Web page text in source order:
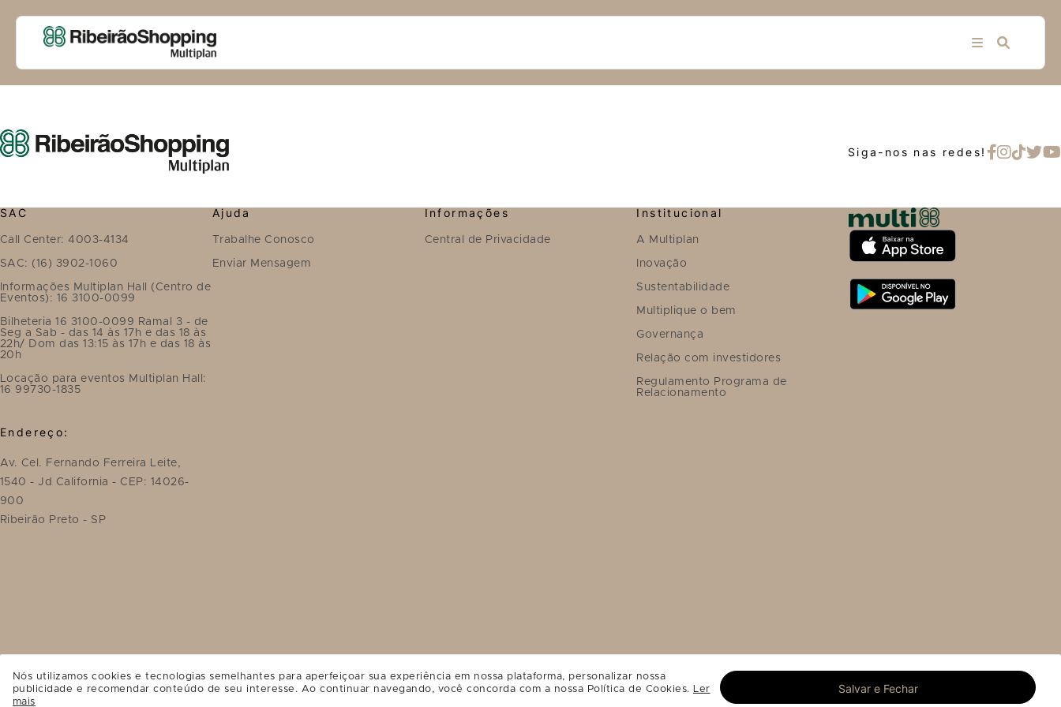
Siga-nos nas redes!
SAC
Call Center: 4003-4134
SAC: (16) 3902-1060
Informações Multiplan Hall (Centro de
Eventos): 16 3100-0099
Bilheteria 16 3100-0099 Ramal 3 - de
Seg a Sab - das 14 às 17h e das 18 às
22h/ Dom das 13:15 às 17h e das 18 às
20h
Locação para eventos Multiplan Hall:
16 99730-1835
Endereço:
Av. Cel. Fernando Ferreira Leite,
1540 - Jd California - CEP: 14026-
900
Ribeirão Preto - SP
Ajuda
Trabalhe Conosco
Enviar Mensagem
Informações
Central de Privacidade
Institucional
A Multiplan
Inovação
Sustentabilidade
Multiplique o bem
Governança
Relação com investidores
Regulamento Programa de
Relacionamento
Nós utilizamos cookies e tecnologias semelhantes para aperfeiçoar sua experiência em nossa plataforma, personalizar nossa
publicidade e recomendar conteúdo de seu interesse. Ao continuar navegando, você concorda com a nossa Política de Cookies. Ler
mais
Salvar e Fechar